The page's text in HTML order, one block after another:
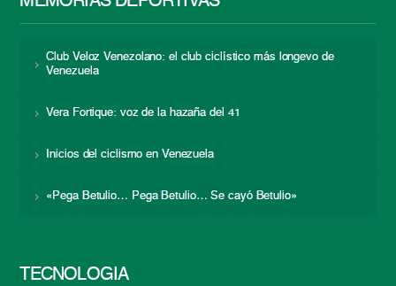
Club Veloz Venezolano: el club ciclístico más longevo de
Venezuela
Vera Fortique: voz de la hazaña del 41
Inicios del ciclismo en Venezuela
«Pega Betulio… Pega Betulio… Se cayó Betulio»
TECNOLOGÍA